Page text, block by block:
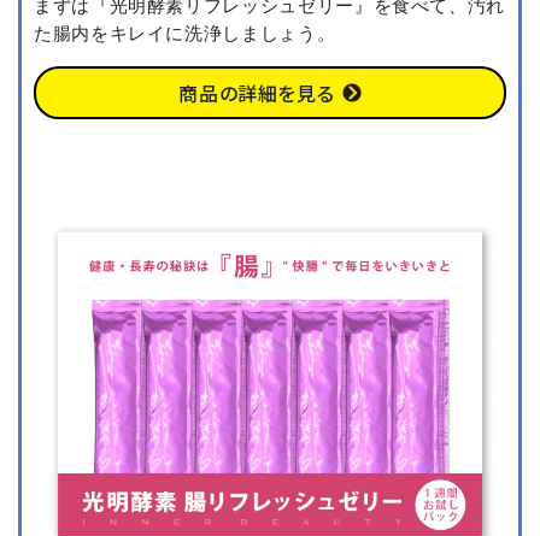
まずは『光明酵素リフレッシュゼリー』を食べて、汚れ
た腸内をキレイに洗浄しましょう。
商品の詳細を見る